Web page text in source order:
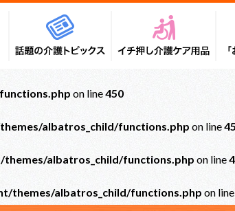
on line450
albatros_child/functions.php on line
albatros_child/functions.php on line
themes/albatros_child/functions.php on line